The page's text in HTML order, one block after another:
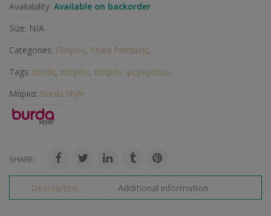
Availability: Available on backorder
Size: N/A
Categories: Πατρόν, Υλικά Ραπτικής.
Tags: burda, πατρόν, πατρόν φορεμάτων.
Μάρκα: Burda Style
SHARE:
Description Additional information